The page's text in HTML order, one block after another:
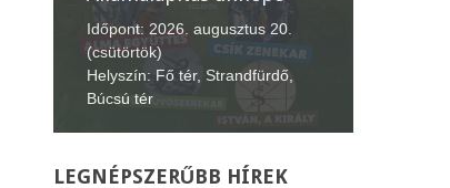
Lecsófesztivál
Időpont: 2026. szeptember 4-6.
(péntek-vasárnap)
Helyszín: Búcsú tér
LEGNÉPSZERŰBB HÍREK